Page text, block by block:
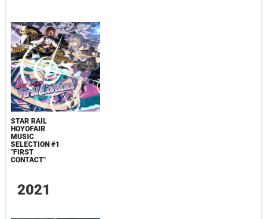
STAR RAIL
HOYOFAIR
MUSIC
SELECTION #1
"FIRST
CONTACT"
2021